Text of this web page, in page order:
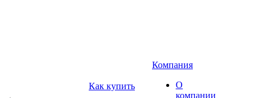
Как купить
Компания
О
компании